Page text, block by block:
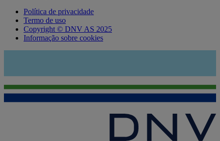
Política de privacidade
Termo de uso
Copyright © DNV AS 2025
Informação sobre cookies